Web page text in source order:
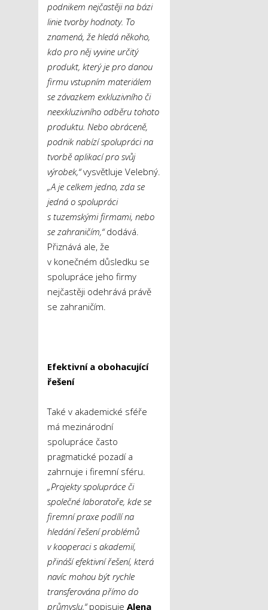
podnikem nejčastěji na bázi
linie tvorby hodnoty. To
znamená, že hledá někoho,
kdo pro něj vyvine určitý
produkt, který je pro danou
firmu vstupním materiálem
se závazkem exkluzivního či
neexkluzivního odběru tohoto
produktu. Nebo obráceně,
podnik nabízí spolupráci na
tvorbě aplikací pro svůj
výrobek,“vysvětluje Velebný.
„A je celkem jedno, zda se
jedná o spolupráci
s tuzemskými firmami, nebo
se zahraničím,“dodává.
Přiznává ale, že
v konečném důsledku se
spolupráce jeho firmy
nejčastěji odehrává právě
se zahraničím.
Efektivní a obohacující
řešení
Také v akademické sféře
má mezinárodní
spolupráce často
pragmatické pozadí a
zahrnuje i firemní sféru.
„Projekty spolupráce či
společné laboratoře, kde se
firemní praxe podílí na
hledání řešení problémů
v kooperaci s akademií,
přináší efektivní řešení, která
navíc mohou být rychle
transferována přímo do
průmyslu,“popisuje Alena